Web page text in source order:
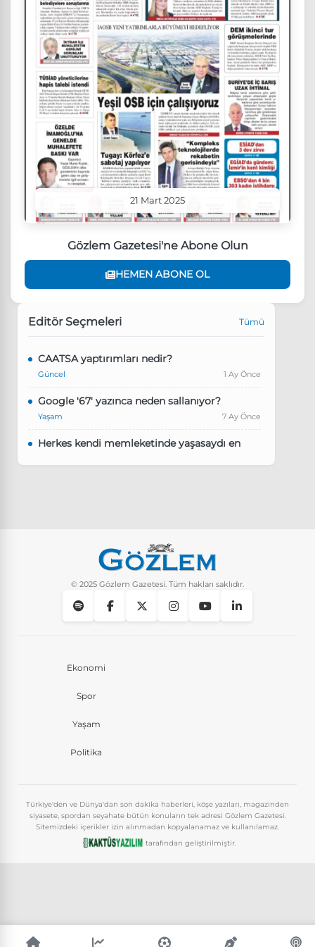
21 Mart 2025
Gözlem Gazetesi'ne Abone Olun
HEMEN ABONE OL
Editör Seçmeleri Tümü
CAATSA yaptırımları nedir?
Güncel 1 Ay Önce
Google '67' yazınca neden sallanıyor?
Yaşam 7 Ay Önce
Herkes kendi memleketinde yaşasaydı en
Instagram’da keşfet nasıl temizlenir?
© 2025 Gözlem Gazetesi. Tüm hakları saklıdır.
Ekonomi
Spor
Yaşam
Politika
Türkiye'den ve Dünya'dan son dakika haberleri, köşe yazıları, magazinden
siyasete, spordan seyahate bütün konuların tek adresi Gözlem Gazetesi.
Sitemizdeki içerikler izin alınmadan kopyalanamaz ve kullanılamaz.
tarafından geliştirilmiştir.